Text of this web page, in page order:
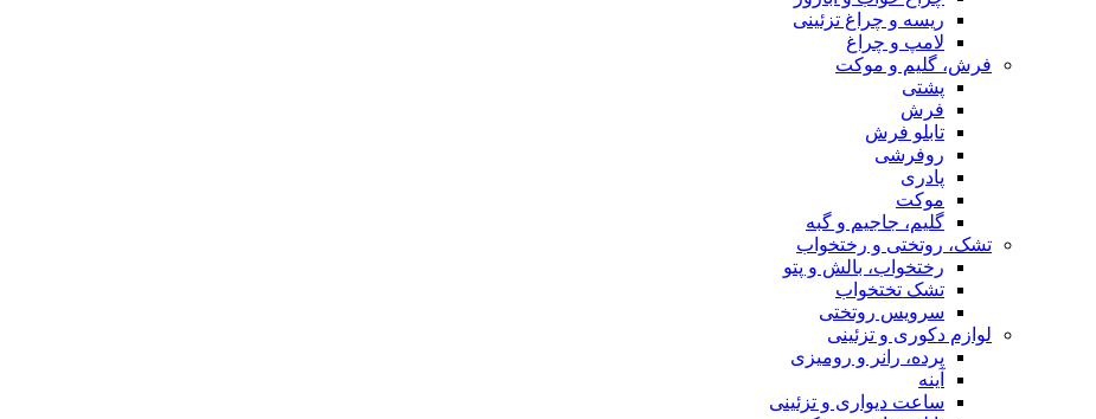
ریسه و چراغ تزئینی
لامپ و چراغ
فرش، گلیم و موکت
پشتی
فرش
تابلو فرش
روفرشی
پادری
موکت
گلیم، جاجیم و گبه
تشک، روتختی و رختخواب
رختخواب، بالش و پتو
تشک تختخواب
سرویس روتختی
لوازم دکوری و تزئینی
پرده، رانر و رومیزی
آینه
ساعت دیواری و تزئینی